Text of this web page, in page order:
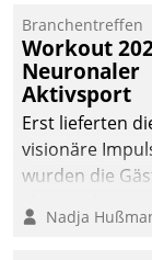
meistern und
wuppen – bei
Aufgaben und
abnehmendem
Branchentreffen
Workout
Neuronaler
Aktivsport
Erst lieferten
visionäre
wurden die
methodisch
Nadja